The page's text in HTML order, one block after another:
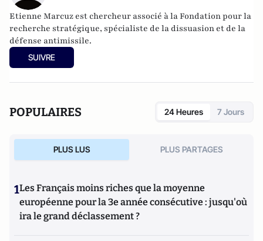
Etienne Marcuz est chercheur associé à la Fondation pour la
recherche stratégique, spécialiste de la dissuasion et de la
défense antimissile.
SUIVRE
POPULAIRES 24 Heures 7 Jours
PLUS LUS PLUS PARTAGES
1Les Français moins riches que la moyenne
européenne pour la 3e année consécutive : jusqu'où
ira le grand déclassement ?